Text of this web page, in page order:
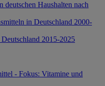
deutschen Haushalten nach
in Deutschland 2000-
2015-2025
- Fokus: Vitamine und